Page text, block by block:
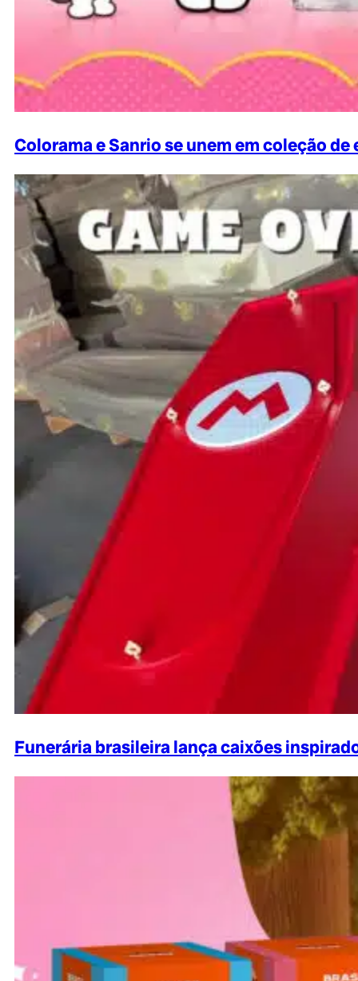
Colorama e Sanrio se unem em coleção
Funerária brasileira lança caixões